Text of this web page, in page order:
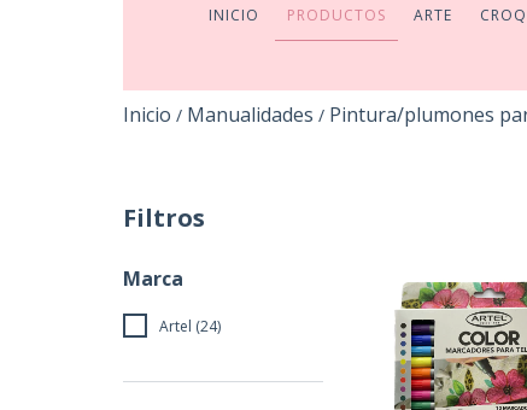
INICIO PRODUCTOS ARTE
Inicio / Manualidades / Pintura/plumones
Filtros
Marca
Artel (24)